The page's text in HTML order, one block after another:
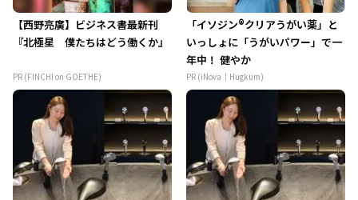
【西野亮廣】ビジネス書最新刊
『北極星 僕たちはどう働くか』
PR (FINCHI on GOETHE)
「イソジン®クリアうがい薬」と
いっしょに「うがいパワー」で一
年中！ 健やか
PR (iNova｜Hugkum)